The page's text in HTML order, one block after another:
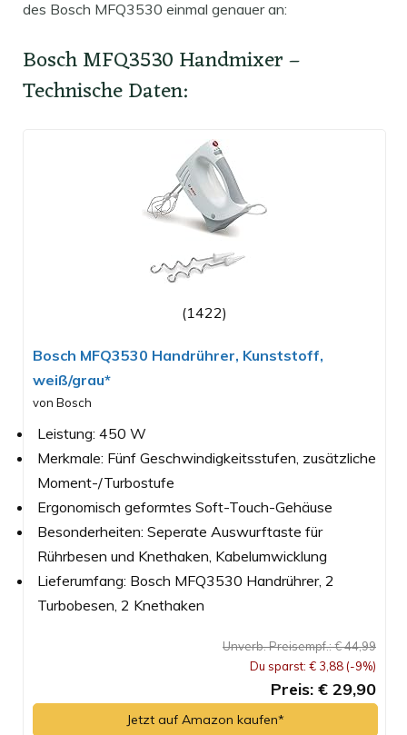
des Bosch MFQ3530 einmal genauer an:
Bosch MFQ3530 Handmixer –
Technische Daten:
(1422)
Bosch MFQ3530 Handrührer, Kunststoff,
weiß/grau*
von Bosch
Leistung: 450 W
Merkmale: Fünf Geschwindigkeitsstufen, zusätzliche
Moment-/Turbostufe
Ergonomisch geformtes Soft-Touch-Gehäuse
Besonderheiten: Seperate Auswurftaste für
Rührbesen und Knethaken, Kabelumwicklung
Lieferumfang: Bosch MFQ3530 Handrührer, 2
Turbobesen, 2 Knethaken
Unverb. Preisempf.: € 44,99
Du sparst: € 3,88 (-9%)
Preis: € 29,90
Jetzt auf Amazon kaufen*